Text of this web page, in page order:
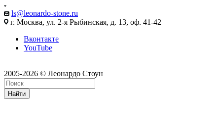
ls@leonardo-stone.ru
г. Москва, ул. 2-я Рыбинская, д. 13, оф. 41-42
Вконтакте
YouTube
2005-2026 © Леонардо Стоун
Найти